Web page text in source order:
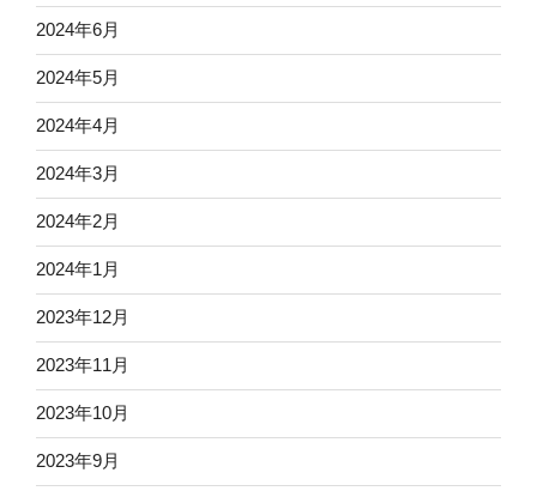
2024年6月
2024年5月
2024年4月
2024年3月
2024年2月
2024年1月
2023年12月
2023年11月
2023年10月
2023年9月